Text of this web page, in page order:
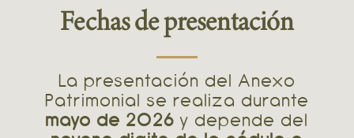
Fechas de presentación
La presentación del Anexo
Patrimonial se realiza durante
mayo de 2026 y depende del